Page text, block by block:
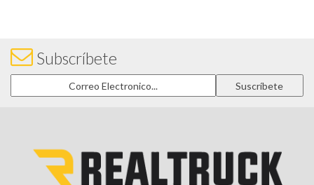
Subscríbete